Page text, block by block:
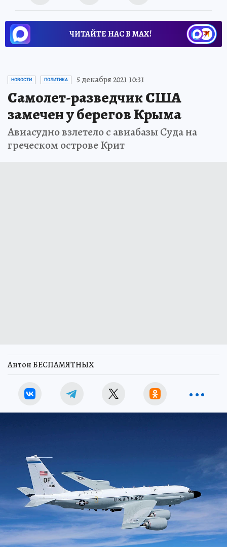
ЧИТАЙТЕ НАС В МАХ!
НОВОСТИ ПОЛИТИКА 5 декабря 2021 10:31
Самолет-разведчик США
замечен у берегов Крыма
Авиасудно взлетело с авиабазы Суда на
греческом острове Крит
Антон БЕСПАМЯТНЫХ